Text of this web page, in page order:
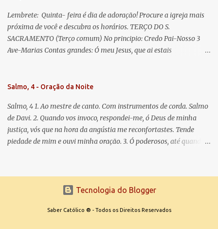
Lembrete: Quinta- feira é dia de adoração! Procure a igreja mais
próxima de você e descubra os horários. TERÇO DO S.
SACRAMENTO (Terço comum) No principio: Credo Pai-Nosso 3
Ave-Marias Contas grandes: Ó meu Jesus, que ai estais
Vós morra eu! Nas contas pequenas: Sacramento de Amor!
que nos salva, dá-nos Vossa força, Vosso perdão e a Vossa
misericórdia. (no fim) Rezar 3 vezes: Louvores e graças se deem a
cada momento ao Santíssimo e Diviníssimo Sacramento.
Salmo, 4 - Oração da Noite
Salmo, 4 1. Ao mestre de canto. Com instrumentos de corda. Salmo
de Davi. 2. Quando vos invoco, respondei-me, ó Deus de minha
justiça, vós que na hora da angústia me reconfortastes. Tende
piedade de mim e ouvi minha oração. 3. Ó poderosos, até quando
o Senhor me ouviu quando o invoquei. 5. Tremei, mas sem pecar;
refleti em vossos corações, quando estiverdes em vossos leitos, e
Senhor. 7. Dizem muitos: Quem nos fará ver a felicidade? Fazei
Tecnologia do Blogger
Saber Católico ® - Todos os Direitos Reservados